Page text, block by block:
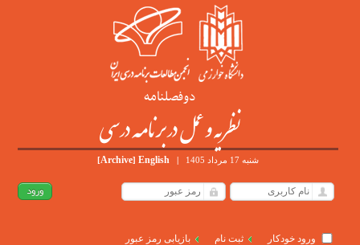
دوفصلنامه
نظریه و عمل در برنامه درسیشنبه 17 مرداد 1405 |
English
[Archive]
ورود خودکار ثبت نام بازیابی رمز عبور